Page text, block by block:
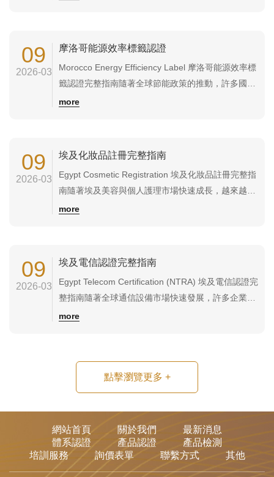
09
2026-03
摩洛哥能源效率標籤認證
Morocco Energy Efficiency Label 摩洛哥能源效率標
籤認證完整指南隨著全球節能政策的推動，許多國家
對電器產品建立了能源效率標示制度。摩洛哥政府也
more
09
2026-03
埃及化妝品註冊完整指南
Egypt Cosmetic Registration 埃及化妝品註冊完整指
南隨著埃及美容與個人護理市場快速成長，越來越多
國際品牌將化妝品出口至埃及。然而，根據埃及進口
more
09
2026-03
埃及電信認證完整指南
Egypt Telecom Certification (NTRA) 埃及電信認證完
整指南隨著全球通信設備市場快速發展，許多企業開
始將 無線通信設備與電信產品 出口至埃及市場。然
Authority）認證...
more
點擊瀏覽更多 +
網站首頁 關於我們
最新消息
體系認證
產品認證
產品檢測
培訓服務
詢價表單 聯繫方式 其他